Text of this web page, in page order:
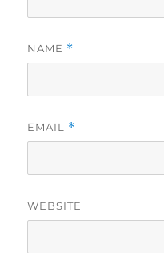
NAME *
EMAIL *
WEBSITE